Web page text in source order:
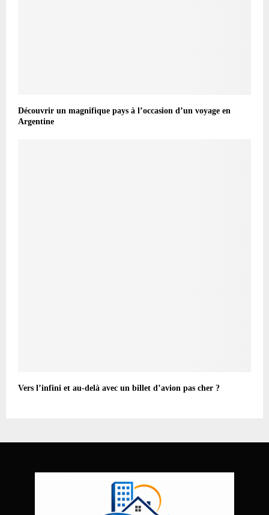
Découvrir un magnifique pays à l’occasion d’un voyage en
Argentine
Vers l’infini et au-delà avec un billet d’avion pas cher ?